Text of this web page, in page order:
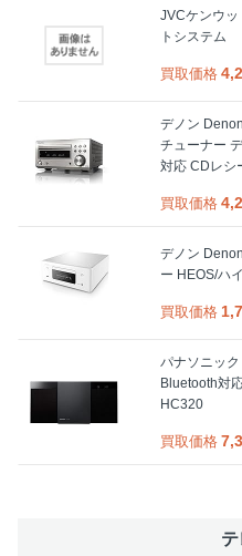
JVCケンウ
トシステム
買取価格
デノン
チューナー
対応 CDレシ
買取価格
デノン
ー HEOS/ハ
買取価格
パナソニッ
Bluetooth対
HC320
買取価格